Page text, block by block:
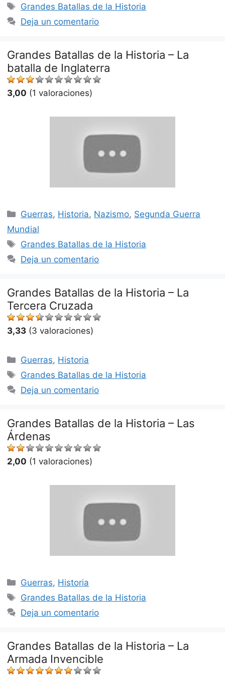
Etiquetas
Grandes Batallas de la Historia
Deja un comentario
Grandes Batallas de la Historia – La
batalla de Inglaterra
3,00 (1 valoraciones)
Categorías
Guerras, Historia, Nazismo, Segunda Guerra
Mundial
Etiquetas
Grandes Batallas de la Historia
Deja un comentario
Grandes Batallas de la Historia – La
Tercera Cruzada
3,33 (3 valoraciones)
Categorías
Guerras, Historia
Etiquetas
Grandes Batallas de la Historia
Deja un comentario
Grandes Batallas de la Historia – Las
Árdenas
2,00 (1 valoraciones)
Categorías
Guerras, Historia
Etiquetas
Grandes Batallas de la Historia
Deja un comentario
Grandes Batallas de la Historia – La
Armada Invencible